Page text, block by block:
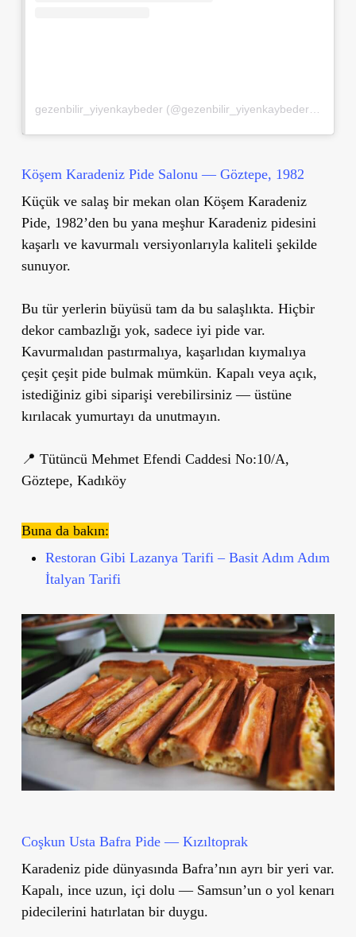
gezenbilir_yiyenkaybeder (@gezenbilir_yiyenkaybeder)’in paylaştığı bir gönderi
Köşem Karadeniz Pide Salonu — Göztepe, 1982
Küçük ve salaş bir mekan olan Köşem Karadeniz
Pide, 1982’den bu yana meşhur Karadeniz pidesini
kaşarlı ve kavurmalı versiyonlarıyla kaliteli şekilde
sunuyor.
Bu tür yerlerin büyüsü tam da bu salaşlıkta. Hiçbir
dekor cambazlığı yok, sadece iyi pide var.
Kavurmalıdan pastırmalıya, kaşarlıdan kıymalıya
çeşit çeşit pide bulmak mümkün. Kapalı veya açık,
istediğiniz gibi siparişi verebilirsiniz — üstüne
kırılacak yumurtayı da unutmayın.
📍 Tütüncü Mehmet Efendi Caddesi No:10/A,
Göztepe, Kadıköy
Buna da bakın:
Restoran Gibi Lazanya Tarifi – Basit Adım Adım
İtalyan Tarifi
Coşkun Usta Bafra Pide — Kızıltoprak
Karadeniz pide dünyasında Bafra’nın ayrı bir yeri var.
Kapalı, ince uzun, içi dolu — Samsun’un o yol kenarı
pidecilerini hatırlatan bir duygu.